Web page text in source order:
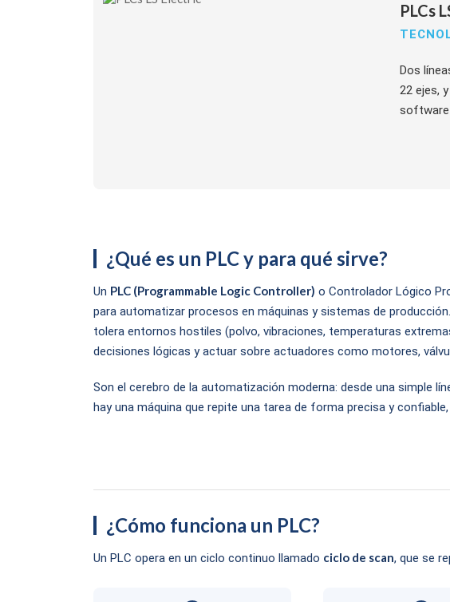
PLCs
Dos
22 ejes,
software
¿Qué es un PLC y para qué sirve?
Un PLC (Programmable Logic Controller) o Controlador Lógico
para automatizar procesos en máquinas y sistemas de
tolera entornos hostiles (polvo, vibraciones, temperaturas
decisiones lógicas y actuar sobre actuadores como motores,
Son el cerebro de la automatización moderna: desde una simple
hay una máquina que repite una tarea de forma precisa y
¿Cómo funciona un PLC?
Un PLC opera en un ciclo continuo llamado ciclo de scan, que se